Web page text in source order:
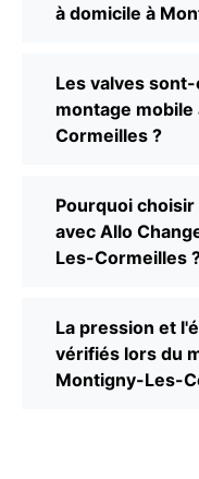
à domicile à
Les valves
montage
Cormeilles ?
Pourquoi
avec Allo
Les-Cormeilles
La pression et
vérifiés lors du
Montigny-Les-